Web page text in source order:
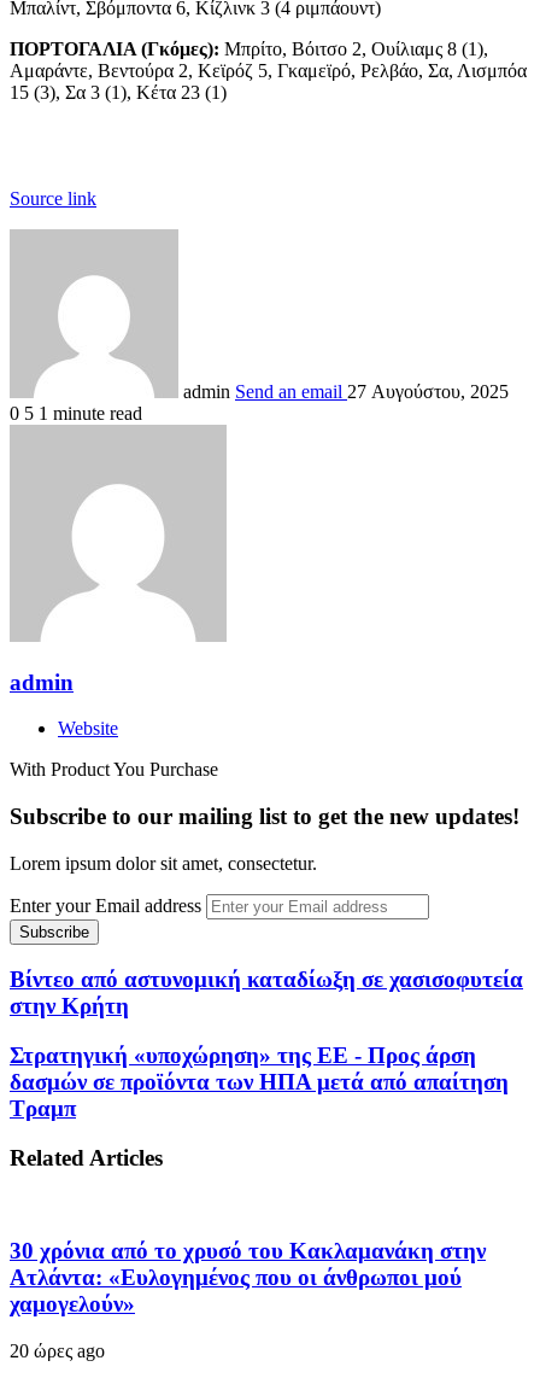
Μπαλίντ, Σβόμποντα 6, Κίζλινκ 3 (4 ριμπάουντ)
ΠΟΡΤΟΓΑΛΙΑ (Γκόμες): Μπρίτο, Βόιτσο 2, Oυίλιαμς 8 (1),
Αμαράντε, Βεντούρα 2, Κεϊρόζ 5, Γκαμεϊρό, Ρελβάο, Σα, Λισμπόα
15 (3), Σα 3 (1), Κέτα 23 (1)
Source link
admin Send an email 27 Αυγούστου, 2025
0 5 1 minute read
admin
Website
With Product You Purchase
Subscribe to our mailing list to get the new updates!
Lorem ipsum dolor sit amet, consectetur.
Enter your Email address
Βίντεο από αστυνομική καταδίωξη σε χασισοφυτεία
στην Κρήτη
Στρατηγική «υποχώρηση» της ΕΕ - Προς άρση
δασμών σε προϊόντα των ΗΠΑ μετά από απαίτηση
Τραμπ
Related Articles
30 χρόνια από το χρυσό του Κακλαμανάκη στην
Ατλάντα: «Ευλογημένος που οι άνθρωποι μού
χαμογελούν»
20 ώρες ago